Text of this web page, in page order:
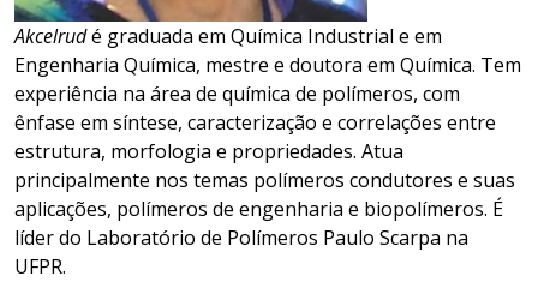
Akcelrudé graduada em Química Industrial e em
Engenharia Química, mestre e doutora em Química. Tem
experiência na área de química de polímeros, com
ênfase em síntese, caracterização e correlações entre
estrutura, morfologia e propriedades. Atua
principalmente nos temas polímeros condutores e suas
aplicações, polímeros de engenharia e biopolímeros. É
líder do Laboratório de Polímeros Paulo Scarpa na
UFPR.